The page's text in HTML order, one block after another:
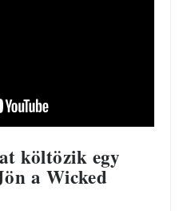
költözik egy
a Wicked